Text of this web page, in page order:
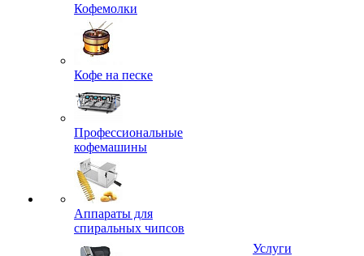
Кофемолки
Кофе на песке
Профессиональные
кофемашины
Аппараты для
спиральных чипсов
Услуги